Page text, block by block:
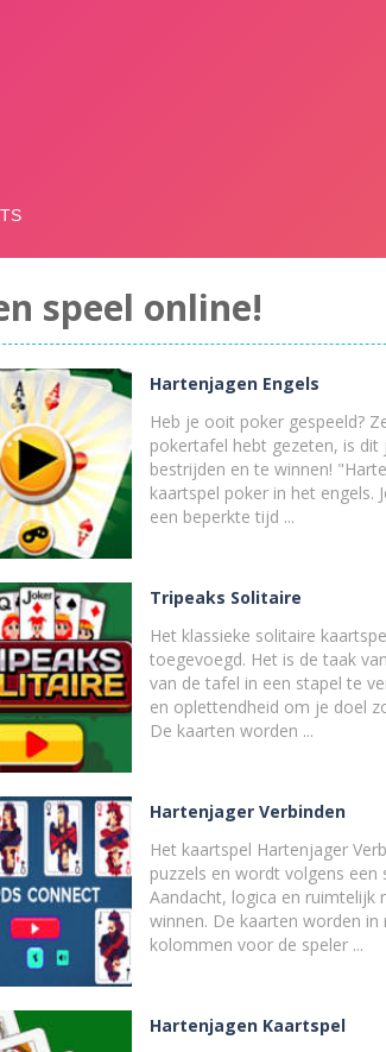
speel online!
Hartenjagen Engels
Heb je ooit poker gespeeld?
pokertafel hebt gezeten, is
bestrijden en te winnen!
kaartspel poker in het engels.
een beperkte tijd ...
Tripeaks Solitaire
Het klassieke solitaire
toegevoegd. Het is de taak
van de tafel in een stapel te
en oplettendheid om je doel
De kaarten worden ...
Hartenjager Verbinden
Het kaartspel Hartenjager
puzzels en wordt volgens
Aandacht, logica en ruimtelijk
winnen. De kaarten worden in
kolommen voor de speler ...
Hartenjagen Kaartspel